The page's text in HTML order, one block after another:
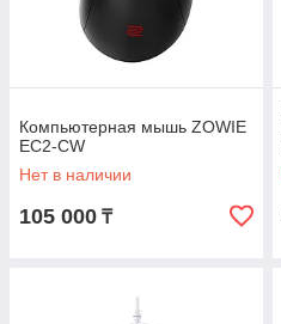
Компьютерная мышь ZOWIE
EC2-CW
Нет в наличии
105 000 ₸